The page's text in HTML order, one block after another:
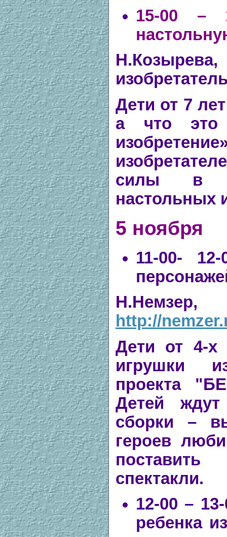
15-00 –
Дети от 7
а что это
силы в
настольных
5 ноября
11-00-
http://
Дети от 4-х
игрушки
проекта
Детей ждут
сборки –
героев
спектакли.
12-00 –
ребенка